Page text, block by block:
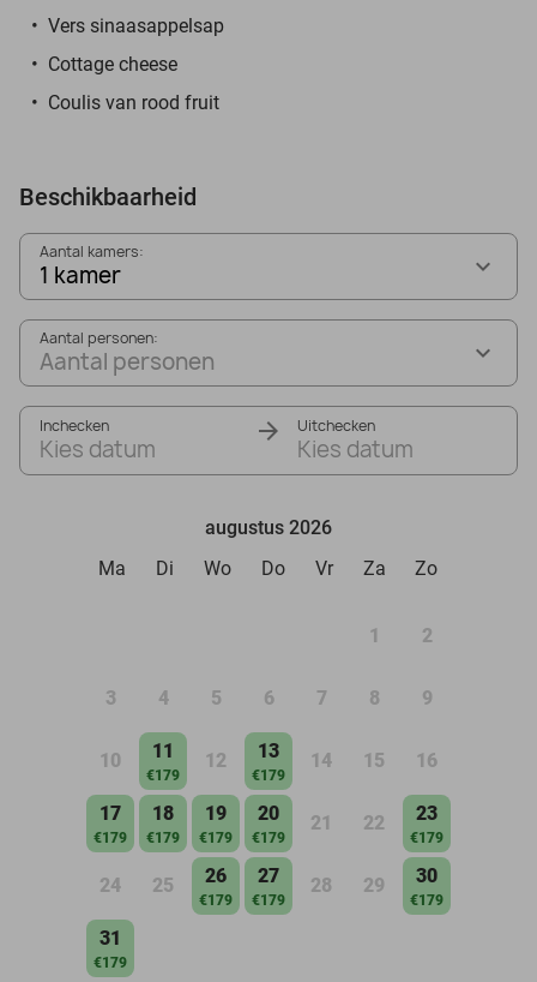
Vers sinaasappelsap
Cottage cheese
Coulis van rood fruit
Beschikbaarheid
Aantal kamers:
1 kamer
Aantal personen:
Aantal personen
Inchecken
Kies datum
Uitchecken
Kies datum
augustus 2026
Ma
Di Wo Do Vr Za Zo
1 2
3 4 5 6 7 8 9
10 11
€179
12 13
€179
14 15 16
17
€179
18
€179
19
€179
20
€179
21 22 23
€179
24 25 26
€179
27
€179
28 29 30
€179
31
€179